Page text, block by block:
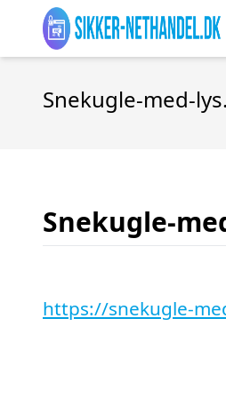
Snekugle-med-
Snekugle-
https://snekugle-